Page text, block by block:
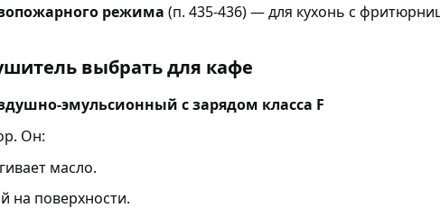
режима (п. 435-436) — для кухонь с
выбрать для кафе
эмульсионный с зарядом класса F
Он:
масло.
на поверхности.